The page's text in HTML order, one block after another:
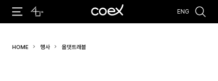
#코엑스 전시 #행사
ENG
HOME 행사 올댓트래블